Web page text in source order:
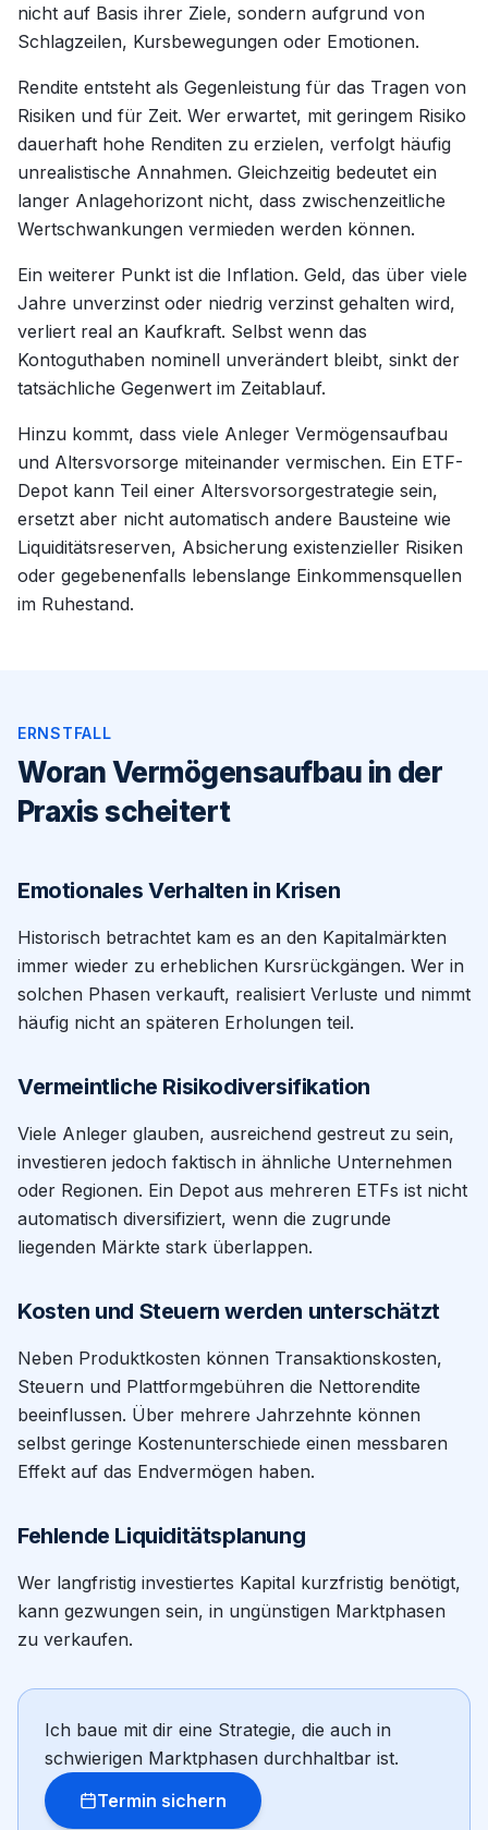
nicht auf Basis ihrer Ziele, sondern aufgrund von
Schlagzeilen, Kursbewegungen oder Emotionen.
Rendite entsteht als Gegenleistung für das Tragen von
Risiken und für Zeit. Wer erwartet, mit geringem Risiko
dauerhaft hohe Renditen zu erzielen, verfolgt häufig
unrealistische Annahmen. Gleichzeitig bedeutet ein
langer Anlagehorizont nicht, dass zwischenzeitliche
Wertschwankungen vermieden werden können.
Ein weiterer Punkt ist die Inflation. Geld, das über viele
Jahre unverzinst oder niedrig verzinst gehalten wird,
verliert real an Kaufkraft. Selbst wenn das
Kontoguthaben nominell unverändert bleibt, sinkt der
tatsächliche Gegenwert im Zeitablauf.
Hinzu kommt, dass viele Anleger Vermögensaufbau
und Altersvorsorge miteinander vermischen. Ein ETF-
Depot kann Teil einer Altersvorsorgestrategie sein,
ersetzt aber nicht automatisch andere Bausteine wie
Liquiditätsreserven, Absicherung existenzieller Risiken
oder gegebenenfalls lebenslange Einkommensquellen
im Ruhestand.
ERNSTFALL
Woran Vermögensaufbau in der
Praxis scheitert
Emotionales Verhalten in Krisen
Historisch betrachtet kam es an den Kapitalmärkten
immer wieder zu erheblichen Kursrückgängen. Wer in
solchen Phasen verkauft, realisiert Verluste und nimmt
häufig nicht an späteren Erholungen teil.
Vermeintliche Risikodiversifikation
Viele Anleger glauben, ausreichend gestreut zu sein,
investieren jedoch faktisch in ähnliche Unternehmen
oder Regionen. Ein Depot aus mehreren ETFs ist nicht
automatisch diversifiziert, wenn die zugrunde
liegenden Märkte stark überlappen.
Kosten und Steuern werden unterschätzt
Neben Produktkosten können Transaktionskosten,
Steuern und Plattformgebühren die Nettorendite
beeinflussen. Über mehrere Jahrzehnte können
selbst geringe Kostenunterschiede einen messbaren
Effekt auf das Endvermögen haben.
Fehlende Liquiditätsplanung
Wer langfristig investiertes Kapital kurzfristig benötigt,
kann gezwungen sein, in ungünstigen Marktphasen
zu verkaufen.
Ich baue mit dir eine Strategie, die auch in
schwierigen Marktphasen durchhaltbar ist.
Termin sichern